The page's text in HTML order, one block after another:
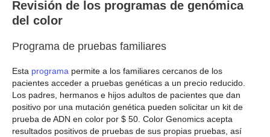
Revisión de los programas de genómica
del color
Programa de pruebas familiares
Esta programa permite a los familiares cercanos de los
pacientes acceder a pruebas genéticas a un precio reducido.
Los padres, hermanos e hijos adultos de pacientes que dan
positivo por una mutación genética pueden solicitar un kit de
prueba de ADN en color por $ 50. Color Genomics acepta
resultados positivos de pruebas de sus propias pruebas, así